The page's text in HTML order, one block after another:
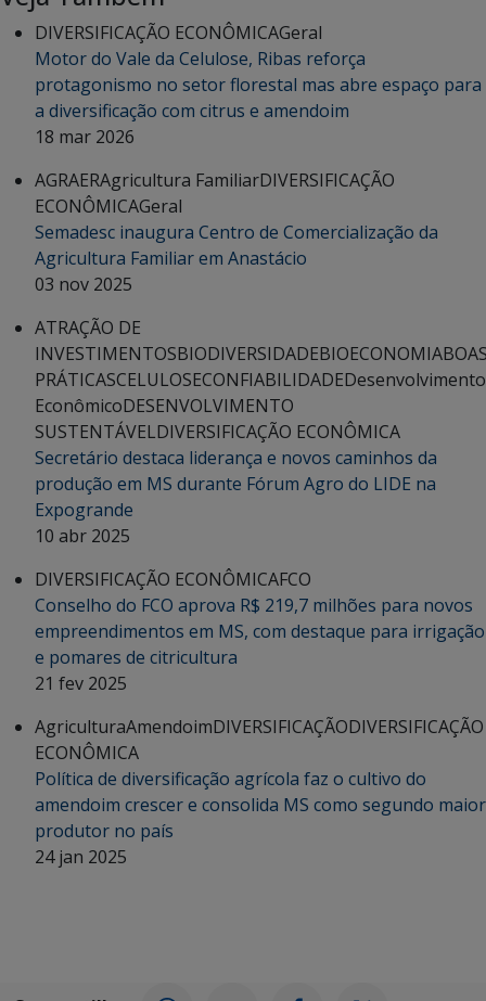
DIVERSIFICAÇÃO ECONÔMICAGeral
Motor do Vale da Celulose, Ribas reforça
protagonismo no setor florestal mas abre espaço para
a diversificação com citrus e amendoim
18 mar 2026
AGRAERAgricultura FamiliarDIVERSIFICAÇÃO
ECONÔMICAGeral
Semadesc inaugura Centro de Comercialização da
Agricultura Familiar em Anastácio
03 nov 2025
ATRAÇÃO DE
INVESTIMENTOSBIODIVERSIDADEBIOECONOMIA
PRÁTICASCELULOSECONFIABILIDADEDesenvolvimento
EconômicoDESENVOLVIMENTO
SUSTENTÁVELDIVERSIFICAÇÃO ECONÔMICA
Secretário destaca liderança e novos caminhos da
produção em MS durante Fórum Agro do LIDE na
Expogrande
10 abr 2025
DIVERSIFICAÇÃO ECONÔMICAFCO
Conselho do FCO aprova R$ 219,7 milhões para novos
empreendimentos em MS, com destaque para irrigação
e pomares de citricultura
21 fev 2025
AgriculturaAmendoimDIVERSIFICAÇÃODIVERSIFICAÇÃO
ECONÔMICA
Política de diversificação agrícola faz o cultivo do
amendoim crescer e consolida MS como segundo maior
produtor no país
24 jan 2025